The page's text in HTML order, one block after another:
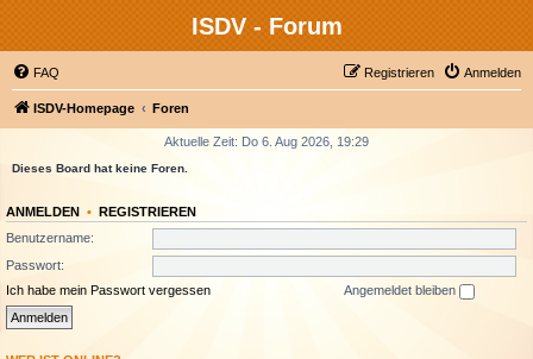
ISDV - Forum
FAQ Anmelden
Registrieren
ISDV-Homepage Foren
Aktuelle Zeit: Do 6. Aug 2026, 19:29
Dieses Board hat keine Foren.
ANMELDEN • REGISTRIEREN
Benutzername:
Passwort:
Ich habe mein Passwort vergessen
Angemeldet bleiben